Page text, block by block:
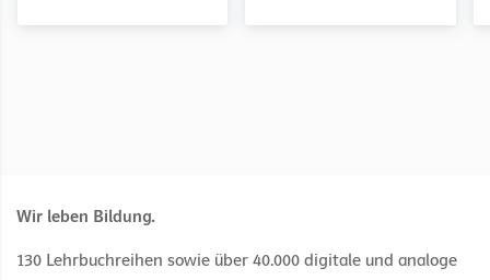
Wir leben Bildung.
130 Lehrbuchreihen sowie über 40.000 digitale und analoge